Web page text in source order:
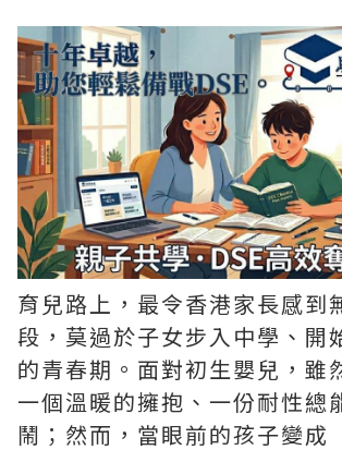
育兒路上，最令香港家長感到
段，莫過於子女步入中學、開
的青春期。面對初生嬰兒，雖
一個溫暖的擁抱、一份耐性總
鬧；然而，當眼前的孩子變成